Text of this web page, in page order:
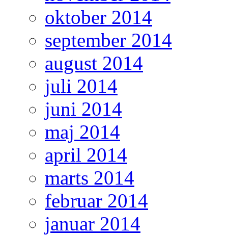
oktober 2014
september 2014
august 2014
juli 2014
juni 2014
maj 2014
april 2014
marts 2014
februar 2014
januar 2014